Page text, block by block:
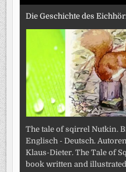
Die Geschichte des
The tale of sqirrel Nutkin.
Englisch - Deutsch.
Klaus-Dieter. The Tale of
book written and